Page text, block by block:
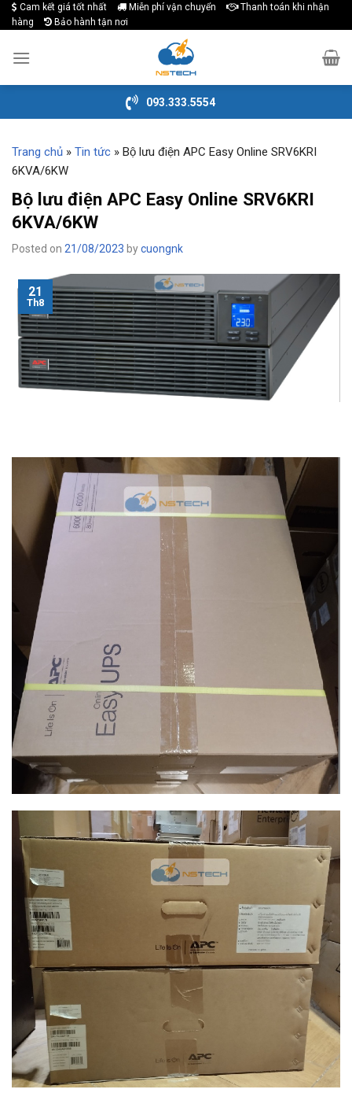
Skip
to
content
Cam kết giá tốt nhất Miễn phí vận chuyển
Thanh toán khi nhận
hàng
Bảo hành tận nơi
093.333.5554
Trang chủ » Tin tức » Bộ lưu điện APC Easy Online SRV6KRI
6KVA/6KW
Bộ lưu điện APC Easy Online SRV6KRI
6KVA/6KW
Posted on 21/08/2023 bycuongnk
21
Th8